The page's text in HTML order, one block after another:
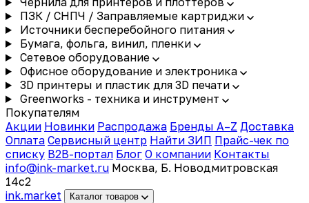
ПЗК / СНПЧ / Заправляемые картриджи
Источники бесперебойного питания
Бумага, фольга, винил, пленки
Сетевое оборудование
Офисное оборудование и электроника
3D принтеры и пластик для 3D печати
Greenworks - техника и инструмент
Покупателям
Акции Новинки Распродажа Бренды A–Z Доставка
Оплата Сервисный центр Найти ЗИП Прайс-чек по
списку B2B-портал Блог О компании Контакты
info@ink-market.ru Москва, Б. Новодмитровская
14с2
ink.market Каталог товаров